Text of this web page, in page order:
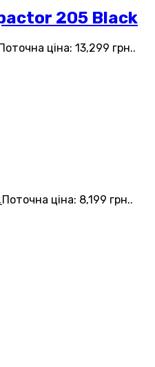
205 Black
Поточна ціна: 13,299 грн..
Поточна ціна: 8,199 грн..